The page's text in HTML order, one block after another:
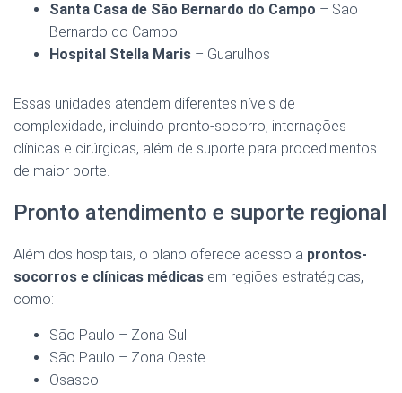
Santa Casa de São Bernardo do Campo – São
Bernardo do Campo
Hospital Stella Maris – Guarulhos
Essas unidades atendem diferentes níveis de
complexidade, incluindo pronto-socorro, internações
clínicas e cirúrgicas, além de suporte para procedimentos
de maior porte.
Pronto atendimento e suporte regional
Além dos hospitais, o plano oferece acesso a prontos-
socorros e clínicas médicas em regiões estratégicas,
como:
São Paulo – Zona Sul
São Paulo – Zona Oeste
Osasco